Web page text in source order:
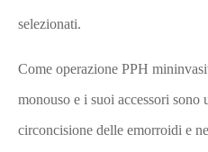
selezionati.
Come operazione PPH
monouso e i suoi accessori
circoncisione delle emorroidi e